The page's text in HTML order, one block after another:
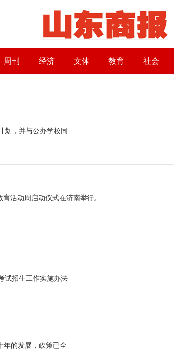
周刊 经济 文体 教育 社会
划，并与公办学校同
活动周启动仪式在济南举行。
试招生工作实施办法
年的发展，政策已全